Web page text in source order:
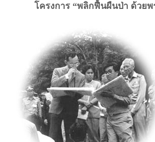
โครงการ “พลิกฟื้นผืนป่า ด้วยพ